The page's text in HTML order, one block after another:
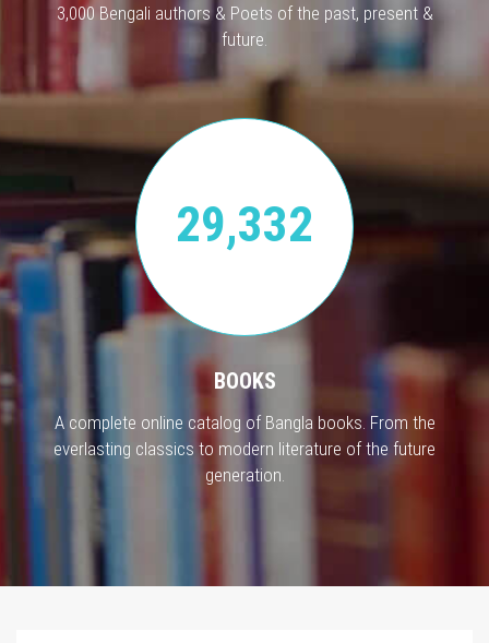
3,000 Bengali authors & Poets of the past, present &
future.
29,332
BOOKS
A complete online catalog of Bangla books. From the
everlasting classics to modern literature of the future
generation.